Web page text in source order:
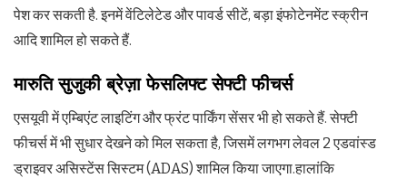
पेश कर सकती है. इनमें वेंटिलेटेड और पावर्ड सीटें, बड़ा इंफोटेनमेंट स्क्रीन
आदि शामिल हो सकते हैं.
मारुति सुजुकी ब्रेज़ा फेसलिफ्ट सेफ्टी फीचर्स
एसयूवी में एम्बिएंट लाइटिंग और फ्रंट पार्किंग सेंसर भी हो सकते हैं. सेफ्टी
फीचर्स में भी सुधार देखने को मिल सकता है, जिसमें लगभग लेवल 2 एडवांस्ड
ड्राइवर असिस्टेंस सिस्टम (ADAS) शामिल किया जाएगा.हालांकि